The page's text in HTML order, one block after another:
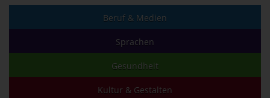
Beruf & Medien
Sprachen
Gesundheit
Kultur & Gestalten